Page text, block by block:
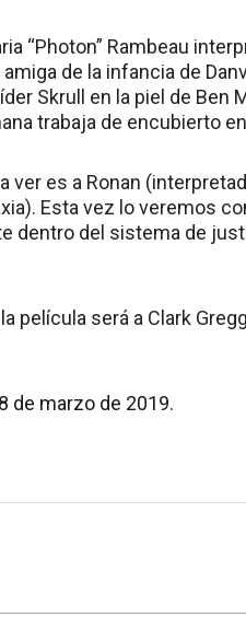
“Photon” Rambeau
de la infancia de
Skrull en la piel de Ben
trabaja de encubierto en
ver es a Ronan
Esta vez lo veremos
dentro del sistema de
película será a Clark
de marzo de 2019.